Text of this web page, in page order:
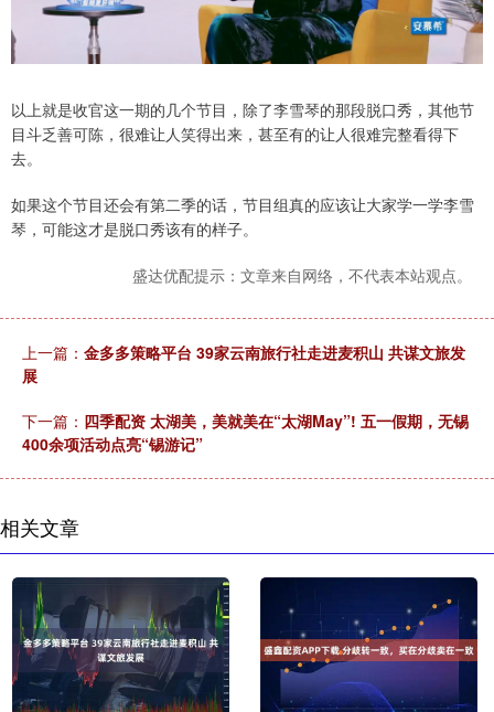
以上就是收官这一期的几个节目，除了李雪琴的那段脱口秀，其他节
目斗乏善可陈，很难让人笑得出来，甚至有的让人很难完整看得下
去。
如果这个节目还会有第二季的话，节目组真的应该让大家学一学李雪
琴，可能这才是脱口秀该有的样子。
盛达优配提示：文章来自网络，不代表本站观点。
上一篇： 金多多策略平台 39家云南旅行社走进麦积山 共谋文旅发
展
下一篇： 四季配资 太湖美，美就美在“太湖May”! 五一假期，无锡
400余项活动点亮“锡游记”
相关文章